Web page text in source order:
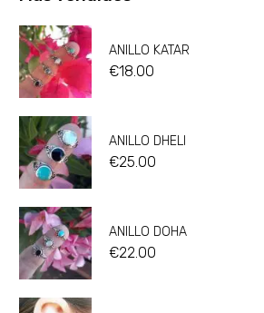
ANILLO KATAR
€18.00
ANILLO DHELI
€25.00
ANILLO DOHA
€22.00